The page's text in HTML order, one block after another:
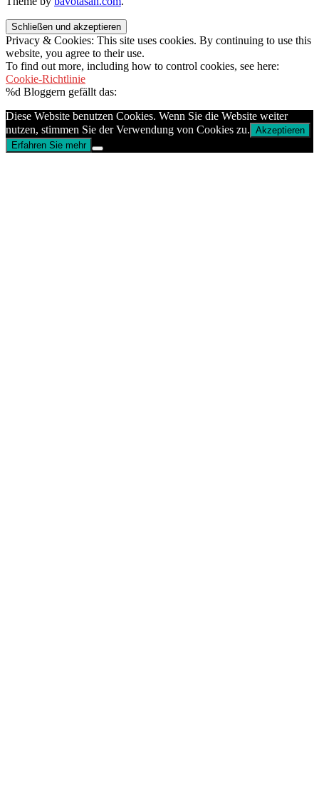
Privacy & Cookies: This site uses cookies. By continuing to use this
website, you agree to their use.
To find out more, including how to control cookies, see here:
Cookie-Richtlinie
%d Bloggern gefällt das:
Diese Website benutzen Cookies. Wenn Sie die Website weiter
nutzen, stimmen Sie der Verwendung von Cookies zu. Akzeptieren
Erfahren Sie mehr